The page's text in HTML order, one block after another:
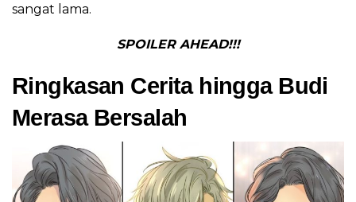
sangat lama.
SPOILER AHEAD!!!
Ringkasan Cerita hingga Budi
Merasa Bersalah